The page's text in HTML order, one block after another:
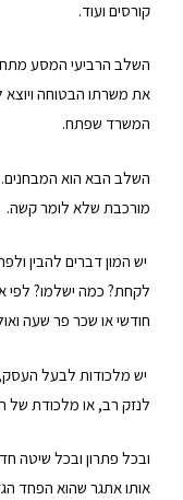
קורסים ועוד.
השלב הרביעי המסע
את משרתו הבטוחה
המשרד שפתח.
השלב הבא הוא המבחנים.
מורכבת שלא לומר קשה.
יש המון דברים להבין
לקחת? כמה ישלמו? לפי
חודשי או שכר פר שעה
יש מלכודות לבעל
לנזק רב, או מלכודת של
ובכל פתרון ובכל שיטה
אותו אתגר שהוא הפחד